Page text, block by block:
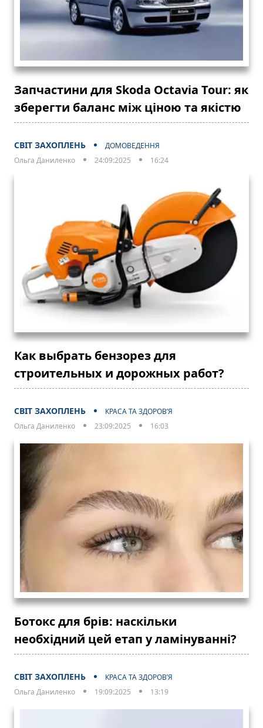
Запчастини для Skoda Octavia Tour: як
зберегти баланс між ціною та якістю
СВІТ ЗАХОПЛЕНЬ
ДОМОВЕДЕННЯ
Ольга Даниленко
24:09:2025 16:24
Как выбрать бензорез для
строительных и дорожных работ?
СВІТ ЗАХОПЛЕНЬ
КРАСА ТА ЗДОРОВ’Я
Ольга Даниленко
23:09:2025 16:03
Ботокс для брів: наскільки
необхідний цей етап у ламінуванні?
СВІТ ЗАХОПЛЕНЬ
КРАСА ТА ЗДОРОВ’Я
Ольга Даниленко
19:09:2025 13:19